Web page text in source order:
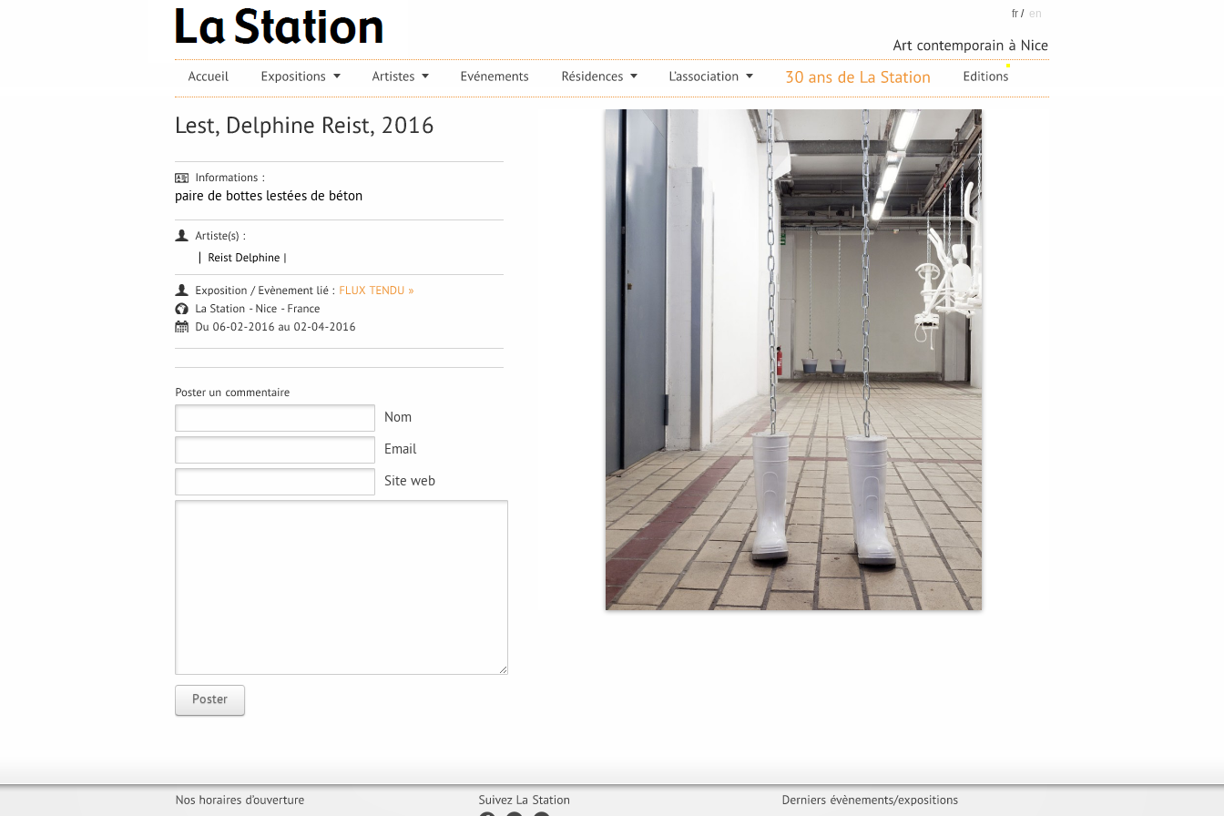
fr / en
paire de bottes lestées de béton
Nom
Email
Site web
Poster